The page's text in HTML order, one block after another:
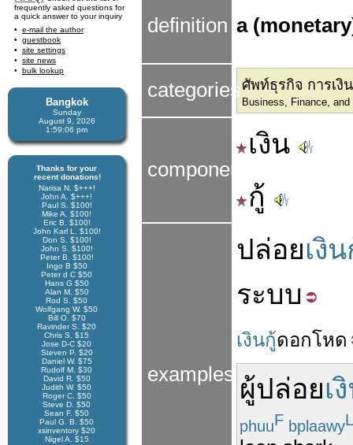
frequently asked questions for
a quick answer to your inquiry
e-mail the author
guestbook
site settings
site news
bulk lookup
Bangkok
Sunday
August 9, 2026
1:59:06 pm
Thanks for your
recent donations!
Narisa N. $+++!
John A. $+++!
Paul S. $100!
Mike A. $100!
Eric B. $100!
John Karl L. $100!
Don S. $100!
John S. $100!
Peter B. $100!
Ingo B $50
Peter d C $50
Hans G $50
Alan M. $50
Rod S. $50
Wolfgang W. $50
Bill O. $70
Ravinder S. $20
Chris S. $15
Jose D-C $20
Steven P. $20
Daniel W. $75
Rudolf M. $30
David R. $50
Judith W. $50
Roger C. $50
Steve D. $50
Sean F. $50
Paul G. B. $50
xsinventory $20
Nigel A. $15
definition a
categoriesศัพท์ธุรกิจ การเงิ
Business, Finance,
components
เงิน
กู้
examples
ปล่อยเงิ
ระบบ
เงินกู้ดอกโหด
ผู้ปล่อยเ
phuuF bplaawyL